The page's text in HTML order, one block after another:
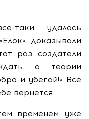
таки удалось
доказывали
раз создатели
о теории
и убегай!» Все
вернется.
временем уже